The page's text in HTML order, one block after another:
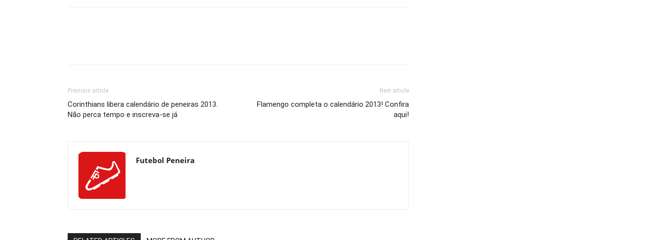
Previous article
Corinthians libera calendário de peneiras 2013.
Não perca tempo e inscreva-se já
Next article
Flamengo completa o calendário 2013! Confira
aqui!
Futebol Peneira